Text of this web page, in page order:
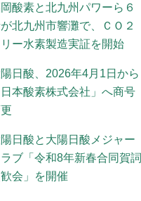
酸素と北九州パワーら６
北九州市響灘で、ＣＯ２
ー水素製造実証を開始
日酸、2026年4月1日から
日本酸素株式会社」へ商号
日酸と大陽日酸メジャー
ブ「令和8年新春合同賀詞
会」を開催